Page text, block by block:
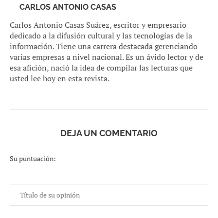
CARLOS ANTONIO CASAS
Carlos Antonio Casas Suárez, escritor y empresario
dedicado a la difusión cultural y las tecnologías de la
información. Tiene una carrera destacada gerenciando
varias empresas a nivel nacional. Es un ávido lector y de
esa afición, nació la idea de compilar las lecturas que
usted lee hoy en esta revista.
DEJA UN COMENTARIO
Su puntuación: